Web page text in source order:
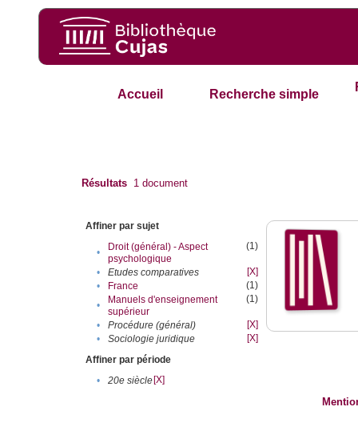
Accueil Recherche simple
Résultats 1 document
Affiner par sujet
•
Droit (général) - Aspect
psychologique
(1)
• Etudes comparatives
[X]
•
France
(1)
•
Manuels d'enseignement
supérieur
(1)
• Procédure (général)
[X]
•
Sociologie juridique
[X]
Affiner par période
•
20e siècle[X]